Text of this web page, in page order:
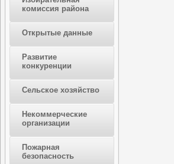
комиссия района
Открытые данные
Развитие
конкуренции
Сельское хозяйство
Некоммерческие
организации
Пожарная
безопасность